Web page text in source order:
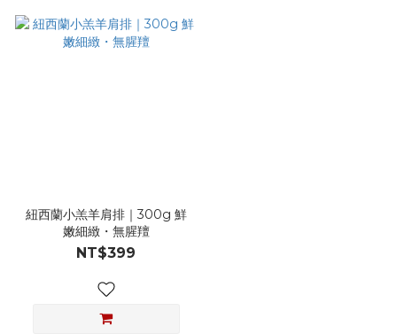
紐西蘭小羔羊肩排｜300g 鮮
嫩細緻・無腥羶
NT$399